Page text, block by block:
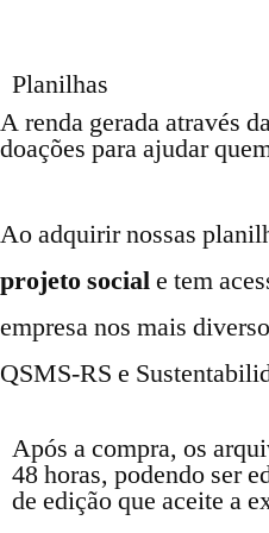
Planilhas
A renda gerada através
doações para ajudar
Ao adquirir nossas
projeto sociale tem
empresa nos mais
QSMS-RS e
Após a compra, os
48 horas, podendo ser
de edição que aceite a